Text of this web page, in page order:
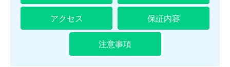
アクセス 保証内容
注意事項